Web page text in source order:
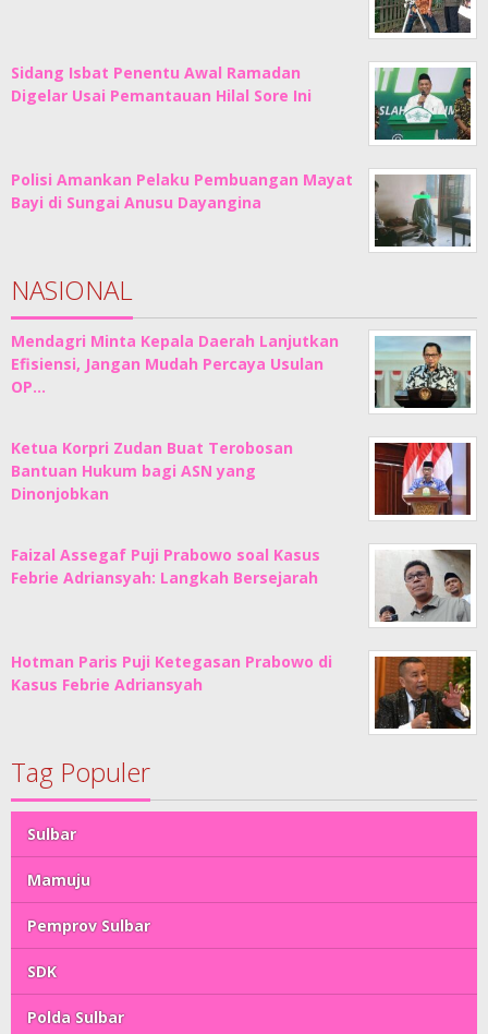
Sidang Isbat Penentu Awal Ramadan
Digelar Usai Pemantauan Hilal Sore Ini
Polisi Amankan Pelaku Pembuangan Mayat
Bayi di Sungai Anusu Dayangina
NASIONAL
Mendagri Minta Kepala Daerah Lanjutkan
Efisiensi, Jangan Mudah Percaya Usulan
OP…
Ketua Korpri Zudan Buat Terobosan
Bantuan Hukum bagi ASN yang
Dinonjobkan
Faizal Assegaf Puji Prabowo soal Kasus
Febrie Adriansyah: Langkah Bersejarah
Hotman Paris Puji Ketegasan Prabowo di
Kasus Febrie Adriansyah
Tag Populer
Sulbar
Mamuju
Pemprov Sulbar
SDK
Polda Sulbar